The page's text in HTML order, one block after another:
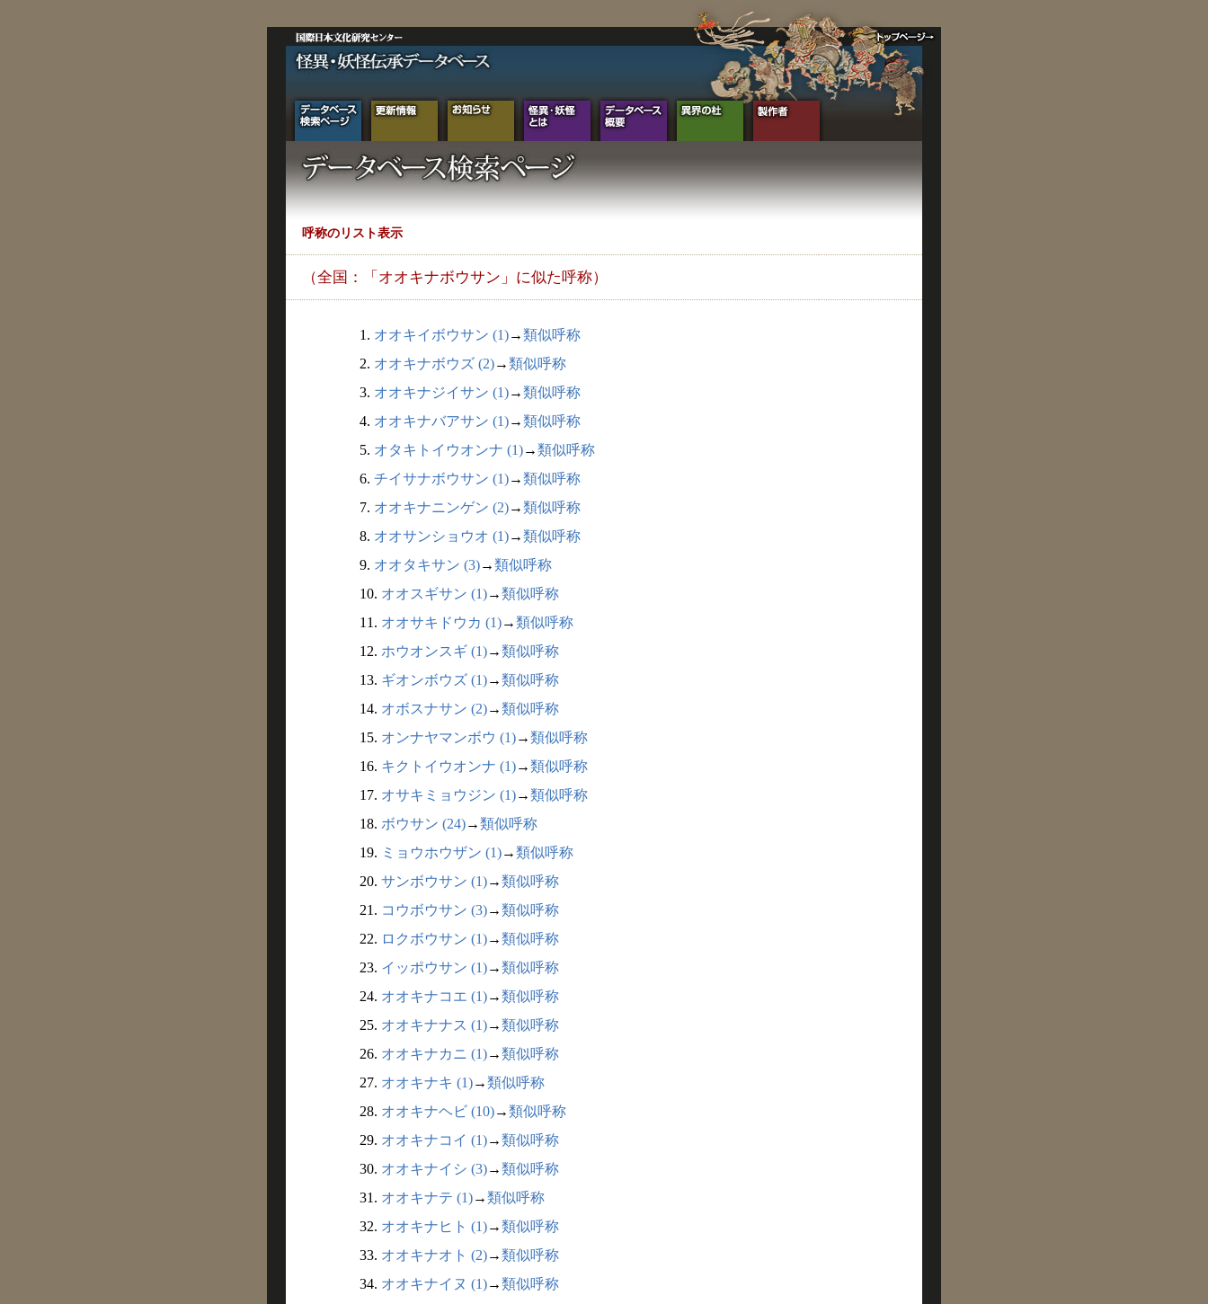
呼称のリスト表示
（全国：「オオキナボウサン」に似た呼称）
1. オオキイボウサン (1)→類似呼称
2. オオキナボウズ (2)→類似呼称
3. オオキナジイサン (1)→類似呼称
4. オオキナバアサン (1)→類似呼称
5. オタキトイウオンナ (1)→類似呼称
6. チイサナボウサン (1)→類似呼称
7. オオキナニンゲン (2)→類似呼称
8. オオサンショウオ (1)→類似呼称
9. オオタキサン (3)→類似呼称
10. オオスギサン (1)→類似呼称
11. オオサキドウカ (1)→類似呼称
12. ホウオンスギ (1)→類似呼称
13. ギオンボウズ (1)→類似呼称
14. オボスナサン (2)→類似呼称
15. オンナヤマンボウ (1)→類似呼称
16. キクトイウオンナ (1)→類似呼称
17. オサキミョウジン (1)→類似呼称
18. ボウサン (24)→類似呼称
19. ミョウホウザン (1)→類似呼称
20. サンボウサン (1)→類似呼称
21. コウボウサン (3)→類似呼称
22. ロクボウサン (1)→類似呼称
23. イッポウサン (1)→類似呼称
24. オオキナコエ (1)→類似呼称
25. オオキナナス (1)→類似呼称
26. オオキナカニ (1)→類似呼称
27. オオキナキ (1)→類似呼称
28. オオキナヘビ (10)→類似呼称
29. オオキナコイ (1)→類似呼称
30. オオキナイシ (3)→類似呼称
31. オオキナテ (1)→類似呼称
32. オオキナヒト (1)→類似呼称
33. オオキナオト (2)→類似呼称
34. オオキナイヌ (1)→類似呼称